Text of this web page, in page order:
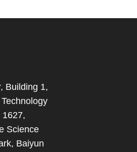
Building 1,
1627,
Science
Baiyun